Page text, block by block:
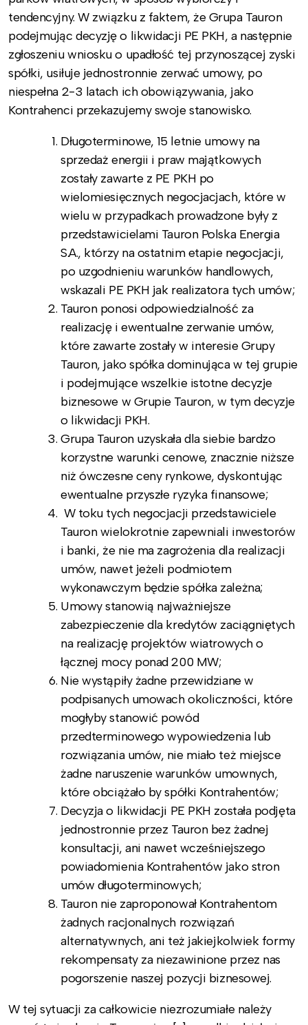
tendencyjny. W związku z faktem, że Grupa Tauron
podejmując decyzję o likwidacji PE PKH, a następnie
zgłoszeniu wniosku o upadłość tej przynoszącej zyski
spółki, usiłuje jednostronnie zerwać umowy, po
niespełna 2-3 latach ich obowiązywania, jako
Kontrahenci przekazujemy swoje stanowisko.
Długoterminowe, 15 letnie umowy na
sprzedaż energii i praw majątkowych
zostały zawarte z PE PKH po
wielomiesięcznych negocjacjach, które w
wielu w przypadkach prowadzone były z
przedstawicielami Tauron Polska Energia
S.A., którzy na ostatnim etapie negocjacji,
po uzgodnieniu warunków handlowych,
wskazali PE PKH jak realizatora tych umów;
Tauron ponosi odpowiedzialność za
realizację i ewentualne zerwanie umów,
które zawarte zostały w interesie Grupy
Tauron, jako spółka dominująca w tej grupie
i podejmujące wszelkie istotne decyzje
biznesowe w Grupie Tauron, w tym decyzje
o likwidacji PKH.
Grupa Tauron uzyskała dla siebie bardzo
korzystne warunki cenowe, znacznie niższe
niż ówczesne ceny rynkowe, dyskontując
ewentualne przyszłe ryzyka finansowe;
W toku tych negocjacji przedstawiciele
Tauron wielokrotnie zapewniali inwestorów
i banki, że nie ma zagrożenia dla realizacji
umów, nawet jeżeli podmiotem
wykonawczym będzie spółka zależna;
Umowy stanowią najważniejsze
zabezpieczenie dla kredytów zaciągniętych
na realizację projektów wiatrowych o
łącznej mocy ponad 200 MW;
Nie wystąpiły żadne przewidziane w
podpisanych umowach okoliczności, które
mogłyby stanowić powód
przedterminowego wypowiedzenia lub
rozwiązania umów, nie miało też miejsce
żadne naruszenie warunków umownych,
które obciążało by spółki Kontrahentów;
Decyzja o likwidacji PE PKH została podjęta
jednostronnie przez Tauron bez żadnej
konsultacji, ani nawet wcześniejszego
powiadomienia Kontrahentów jako stron
umów długoterminowych;
Tauron nie zaproponował Kontrahentom
żadnych racjonalnych rozwiązań
alternatywnych, ani też jakiejkolwiek formy
rekompensaty za niezawinione przez nas
pogorszenie naszej pozycji biznesowej.
W tej sytuacji za całkowicie niezrozumiałe należy